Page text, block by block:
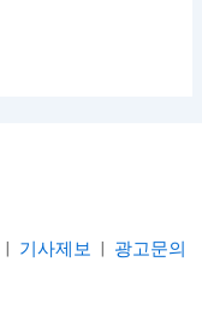
기사제보 광고문의